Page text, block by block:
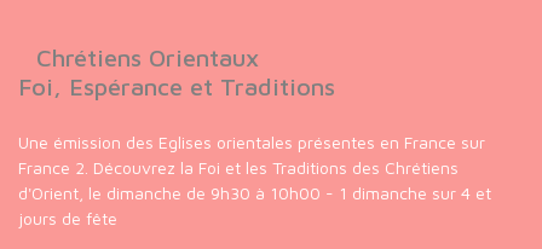
Chrétiens Orientaux
Foi, Espérance et Traditions
Une émission des Eglises orientales présentes en France sur
France 2. Découvrez la Foi et les Traditions des Chrétiens
d'Orient, le dimanche de 9h30 à 10h00 - 1 dimanche sur 4 et
jours de fête